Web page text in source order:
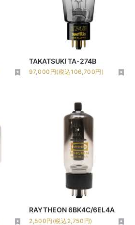
TAKATSUKI TA-274B
97,000円(税込106,700円)
RAYTHEON 6BK4C/6EL4A
2,500円(税込2,750円)